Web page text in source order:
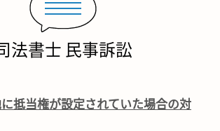
法書士 民事訴訟
抵当権が設定されていた場合の対